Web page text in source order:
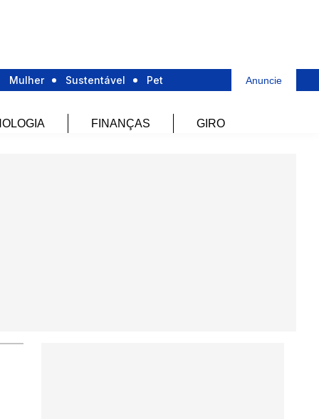
Mulher Sustentável Pet Anuncie
FINANÇAS GIRO